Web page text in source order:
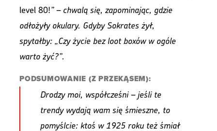
level 80!” – chwalą się, zapominając, gdzie
odłożyły okulary. Gdyby Sokrates żył,
spytałby: „Czy życie bez loot boxów w ogóle
warto żyć?”.
PODSUMOWANIE (Z PRZEKĄSEM):
Drodzy moi, współcześni – jeśli te
trendy wydają wam się śmieszne, to
pomyślcie: ktoś w 1925 roku też śmiał